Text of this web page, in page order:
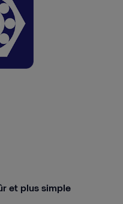
et plus simple